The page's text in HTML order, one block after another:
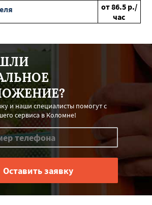
от86.5 р./
час
и наши специалисты помогут с
сервиса в Коломне!